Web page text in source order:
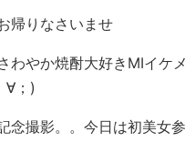
帰りなさいませ
わやか焼酎大好きMIイケ
∀；)
念撮影。。今日は初美女